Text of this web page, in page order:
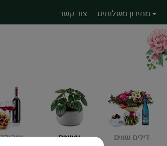
מחירון משלוחים צור קשר
דילים שווים עציצים שוקולד